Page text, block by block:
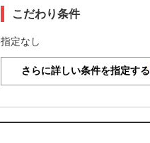
こだわり条件
指定なし
さらに詳しい条件を指定する